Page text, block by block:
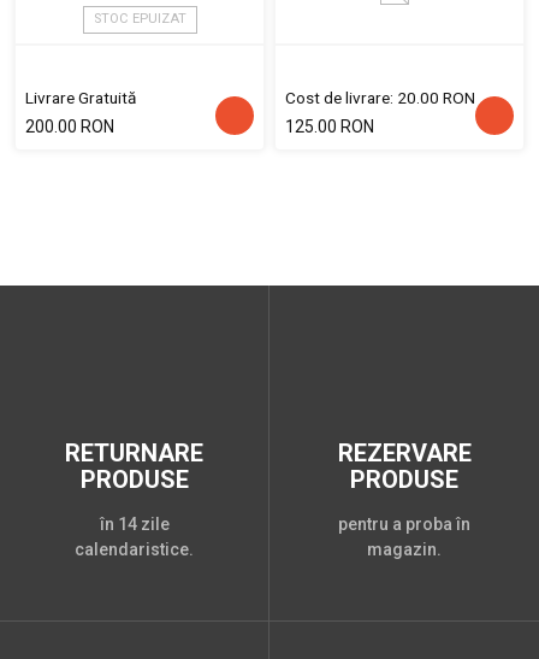
STOC EPUIZAT
Livrare Gratuită
200.00 RON
Cost de livrare: 20.00 RON
125.00 RON
RETURNARE
PRODUSE
în 14 zile
calendaristice.
REZERVARE
PRODUSE
pentru a proba în
magazin.